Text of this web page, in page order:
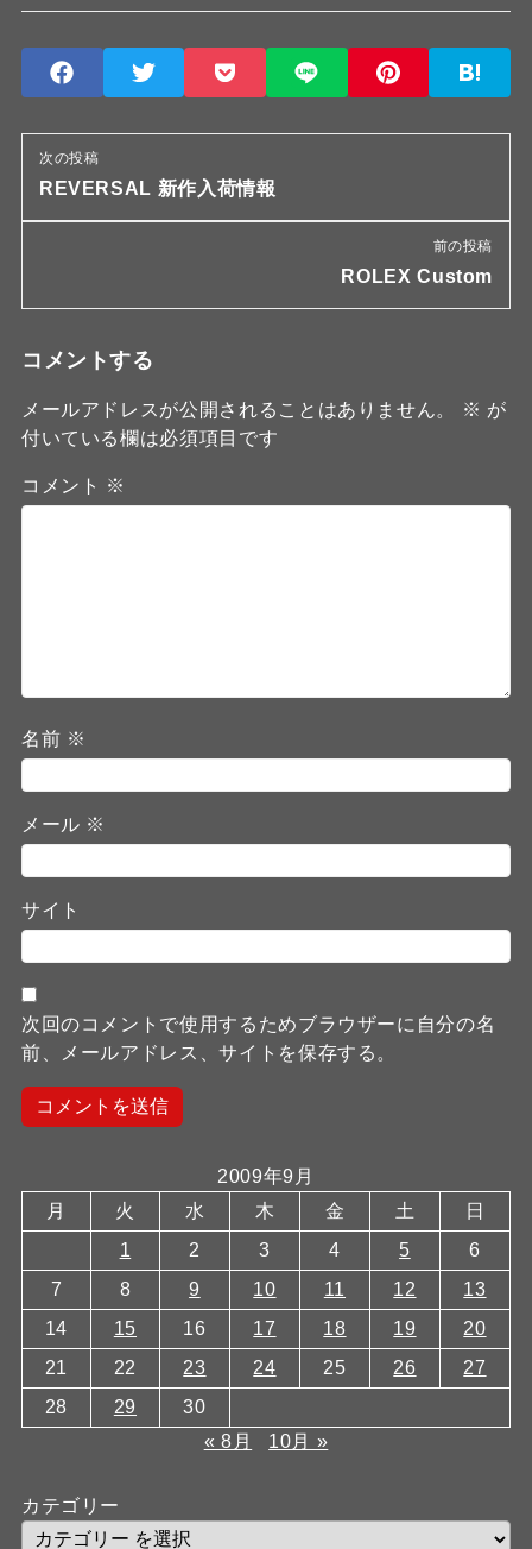
次の投稿
REVERSAL 新作入荷情報
前の投稿
ROLEX Custom
コメントする
メールアドレスが公開されることはありません。 ※ が
付いている欄は必須項目です
コメント ※
名前 ※
メール ※
サイト
次回のコメントで使用するためブラウザーに自分の名
前、メールアドレス、サイトを保存する。
2009年9月
月
火 水 木 金 土
日
1
2 3 4 5
6
7
8 9 10 11 12
13
14
15 16 17 18 19
20
21
22 23 24 25 26
27
28
29
30
« 8月
10月 »
カテゴリー